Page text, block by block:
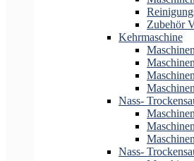
Zubehör
Kehrmaschine
Nass-
Nass-